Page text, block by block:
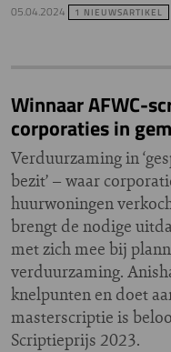
05.04.2024 1 NIEUWSARTIKEL
Winnaar AFWC-
corporaties in
Verduurzaming in
bezit’ – waar
huurwoningen
brengt de nodige
met zich mee bij
verduurzaming.
knelpunten en doet
masterscriptie is
Scriptieprijs 2023.